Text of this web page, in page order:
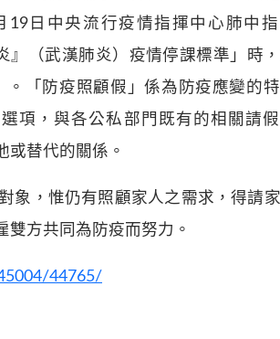
日中央流行疫情指揮中心肺中指
』（武漢肺炎）疫情停課標準」時
「防疫照顧假」係為防疫應變的
項，與各公私部門既有的相關請
或替代的關係。
象，惟仍有照顧家人之需求，得請
方共同為防疫而努力。
44765/